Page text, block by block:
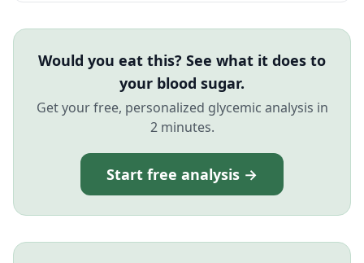
Would you eat this? See what it does to
your blood sugar.
Get your free, personalized glycemic analysis in
2 minutes.
Start free analysis →